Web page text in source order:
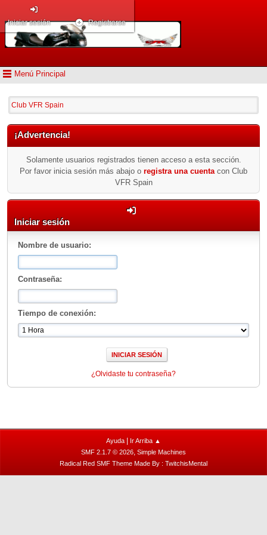
Menú Principal
Iniciar sesión Registrarse
Club VFR Spain
¡Advertencia!
Solamente usuarios registrados tienen acceso a esta sección.
Por favor inicia sesión más abajo o registra una cuenta con Club
VFR Spain
Iniciar sesión
Nombre de usuario:
Contraseña:
Tiempo de conexión:
¿Olvidaste tu contraseña?
Ayuda
Ir Arriba ▲
SMF 2.1.7 © 2026, Simple Machines
Radical Red SMF Theme Made By : TwitchisMental